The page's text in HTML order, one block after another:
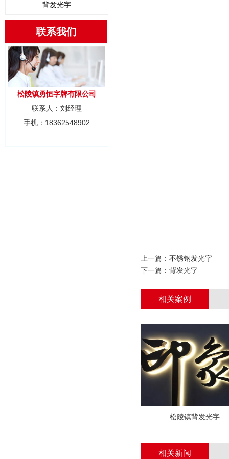
背发光字
联系我们
松陵镇勇恒字牌有限公司
联系人：刘经理
手机：18362548902
上一篇： 不锈钢发光字
下一篇： 背发光字
相关案例
松陵镇背发光字
相关新闻